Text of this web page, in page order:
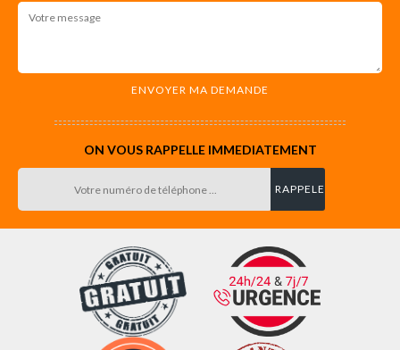
ON VOUS RAPPELLE IMMEDIATEMENT